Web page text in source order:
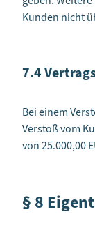
Kunden nicht
7.4
Bei einem
Verstoß vom
von 25.000,00
§ 8